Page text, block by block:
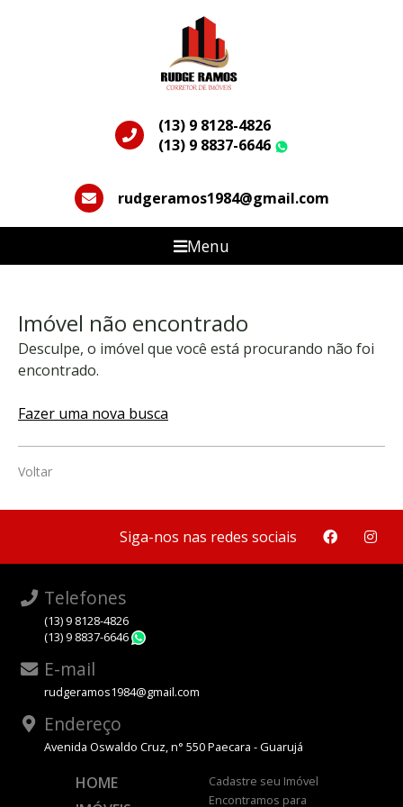
(13) 9 8128-4826
(13) 9 8837-6646
rudgeramos1984@gmail.com
Menu
Imóvel não encontrado
Desculpe, o imóvel que você está procurando não foi
encontrado.
Fazer uma nova busca
Voltar
Siga-nos nas redes sociais
Telefones
(13) 9 8128-4826
(13) 9 8837-6646
E-mail
rudgeramos1984@gmail.com
Endereço
Avenida Oswaldo Cruz, n° 550 Paecara - Guarujá
HOME
Cadastre seu Imóvel
Encontramos para